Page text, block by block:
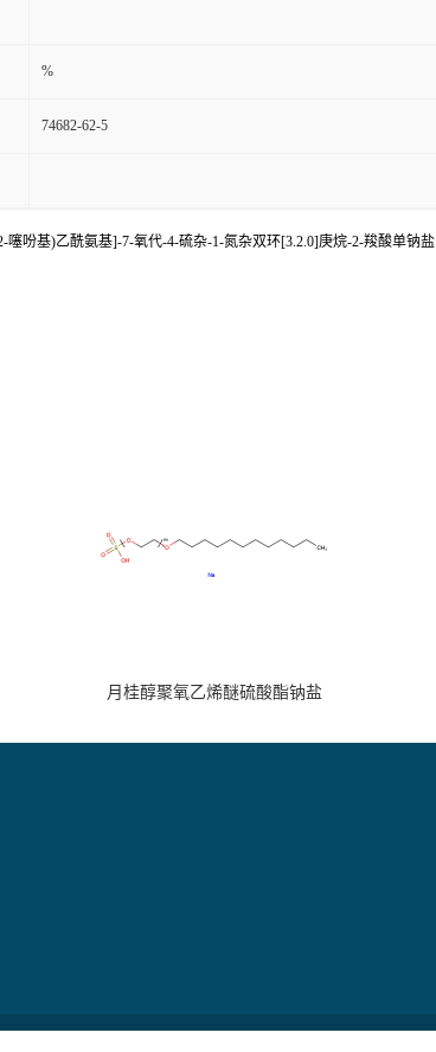
%
74682-62-5
噻吩基)乙酰氨基]-7-氧代-4-硫杂-1-氮杂双环[3.2.0]庚烷-2-羧酸单钠盐
月桂醇聚氧乙烯醚硫酸酯钠盐